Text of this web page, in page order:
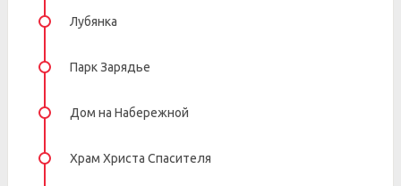
Лубянка
Парк Зарядье
Дом на Набережной
Храм Христа Спасителя